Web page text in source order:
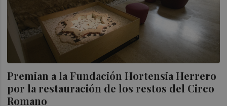
Premian a la Fundación Hortensia Herrero
por la restauración de los restos del Circo
Romano